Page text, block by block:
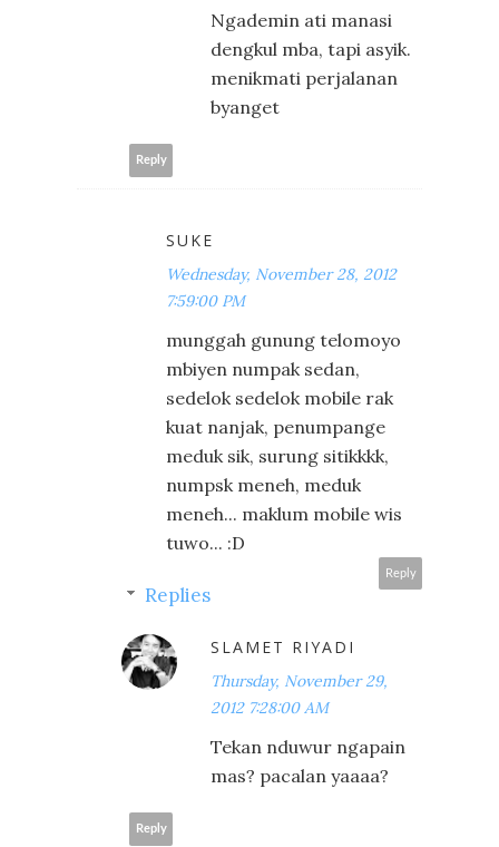
Ngademin ati manasi
dengkul mba, tapi asyik.
menikmati perjalanan
byanget
Reply
SUKE
Wednesday, November 28, 2012
7:59:00 PM
munggah gunung telomoyo
mbiyen numpak sedan,
sedelok sedelok mobile rak
kuat nanjak, penumpange
meduk sik, surung sitikkkk,
numpsk meneh, meduk
meneh... maklum mobile wis
tuwo... :D
Reply
Replies
SLAMET RIYADI
Thursday, November 29,
2012 7:28:00 AM
Tekan nduwur ngapain
mas? pacalan yaaaa?
Reply